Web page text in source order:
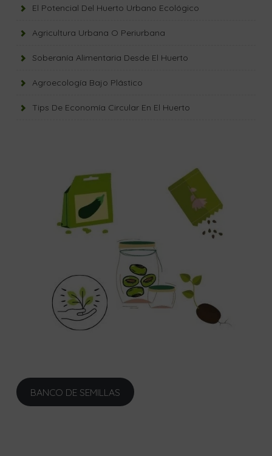
El Potencial Del Huerto Urbano Ecológico
Agricultura Urbana O Periurbana
Soberanía Alimentaria Desde El Huerto
Agroecología Bajo Plástico
Tips De Economía Circular En El Huerto
BANCO DE SEMILLAS